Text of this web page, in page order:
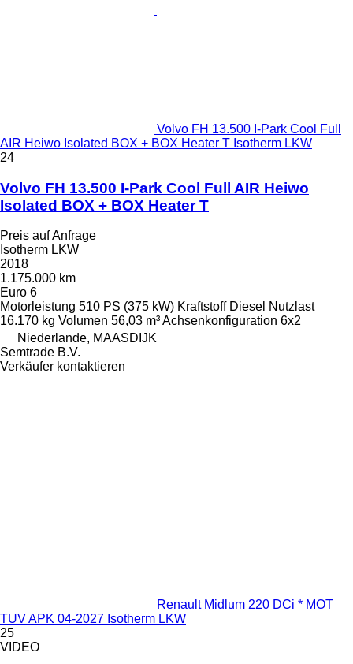
Volvo FH 13.500 I-Park Cool Full
AIR Heiwo Isolated BOX + BOX Heater T Isotherm LKW
24
Volvo FH 13.500 I-Park Cool Full AIR Heiwo
Isolated BOX + BOX Heater T
Preis auf Anfrage
Isotherm LKW
2018
1.175.000 km
Euro 6
Motorleistung 510 PS (375 kW) Kraftstoff Diesel Nutzlast
16.170 kg Volumen 56,03 m³Achsenkonfiguration 6x2
Niederlande, MAASDIJK
Semtrade B.V.
Verkäufer kontaktieren
Renault Midlum 220 DCi * MOT
TUV APK 04-2027 Isotherm LKW
25
VIDEO